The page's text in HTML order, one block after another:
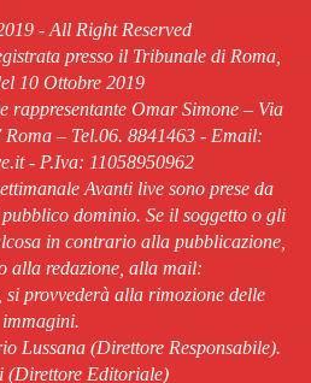
- All Right Reserved
presso il Tribunale di Roma,
10 Ottobre 2019
rappresentante Omar Simone – Via
– Tel.06. 8841463 - Email:
- P.Iva: 11058950962
Avanti live sono prese da
dominio. Se il soggetto o gli
in contrario alla pubblicazione,
alla redazione, alla mail:
si provvederà alla rimozione delle
immagini.
Lussana (Direttore Responsabile).
(Direttore Editoriale)